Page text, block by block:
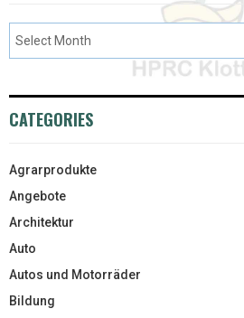
CATEGORIES
Agrarprodukte
Angebote
Architektur
Auto
Autos und Motorräder
Bildung